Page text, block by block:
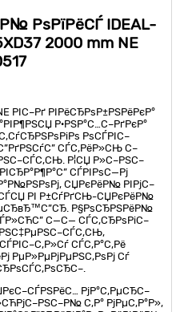
РѕРїРёСЃ IDEAL-
2000 mm NE
РІС–Рґ РІРёСЂРѕР±РЅРёРєР°
Р·РЅР°С…С–РґРєР°
РѕСЃРІС–
СЃС‚РёР»СЊ С–
Р¦СЏ Р»С–РЅС–
СЃРІРѕС—Рј
СЏРєРёР№ РІРјС–
РІ Р±СѓРґСЊ-СЏРєРёР№
Р§РѕСЂРЅРёР№
С—С— СЃС‚СЂРѕРіС–
СЃС‚Р°С‚Рё
РµР»РµРјРµРЅС‚РѕРј Сѓ
РјР°С‚РµСЂС–
С‚Р° РјРµС‚Р°Р»,